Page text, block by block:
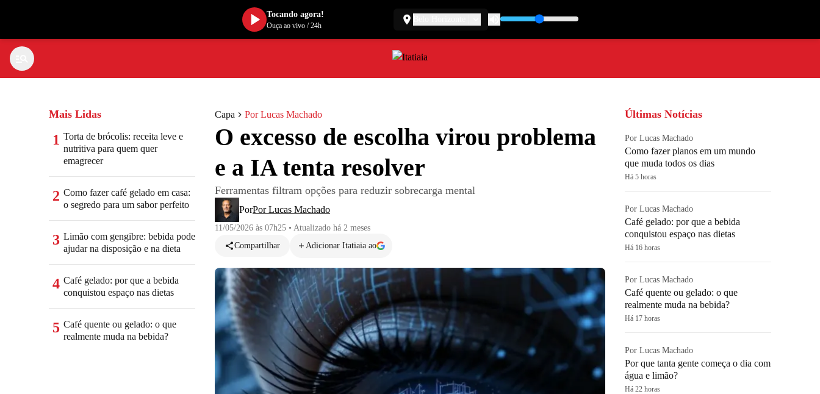
Capa Por Lucas Machado
O excesso de escolha virou problema
e a IA tenta resolver
Ferramentas filtram opções para reduzir sobrecarga mental
PorPor Lucas Machado
11/05/2026 às 07h25 • Atualizado há 2 meses
Compartilhar
Adicionar Itatiaia ao
Mais Lidas
1 Torta de brócolis: receita leve e
nutritiva para quem quer
emagrecer
2 Como fazer café gelado em casa:
o segredo para um sabor perfeito
3 Limão com gengibre: bebida pode
ajudar na disposição e na dieta
4 Café gelado: por que a bebida
conquistou espaço nas dietas
5 Café quente ou gelado: o que
realmente muda na bebida?
Últimas Notícias
Por Lucas Machado
Como fazer planos em um mundo
que muda todos os dias
Há 5 horas
Por Lucas Machado
Café gelado: por que a bebida
conquistou espaço nas dietas
Há 16 horas
Por Lucas Machado
Café quente ou gelado: o que
realmente muda na bebida?
Há 17 horas
Por Lucas Machado
Por que tanta gente começa o dia com
água e limão?
Há 22 horas
Tocando agora!
Ouça ao vivo/24h